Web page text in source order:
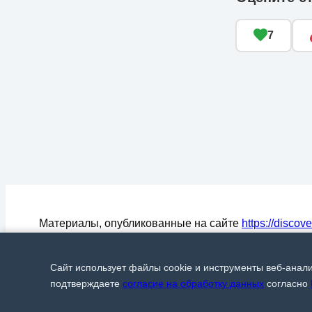
7
Материалы, опубликованные на сайте https://
Discover24.ruобязательна.© Discover24, 2015-
Сайт использует файлы cookie и инструменты веб-
подтверждаете согласие на обработку данных согласно